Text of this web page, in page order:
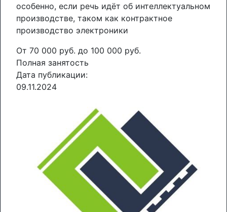
особенно, если речь идёт об интеллектуальном
производстве, таком как контрактное
производство электроники
От 70 000 руб. до 100 000 руб.
Полная занятость
Дата публикации:
09.11.2024